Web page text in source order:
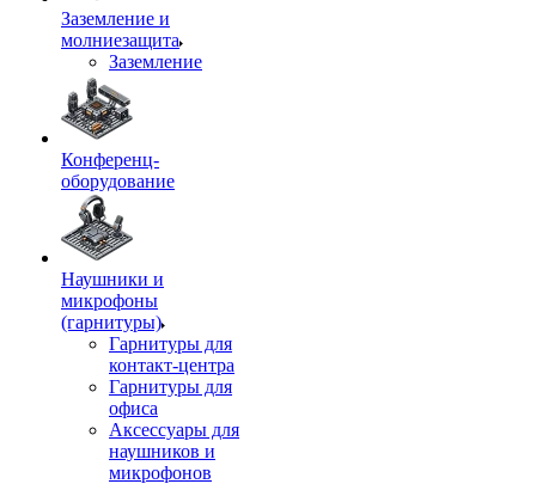
Заземление и
молниезащита
Заземление
Конференц-
оборудование
Наушники и
микрофоны
(гарнитуры)
Гарнитуры для
контакт-центра
Гарнитуры для
офиса
Аксессуары для
наушников и
микрофонов